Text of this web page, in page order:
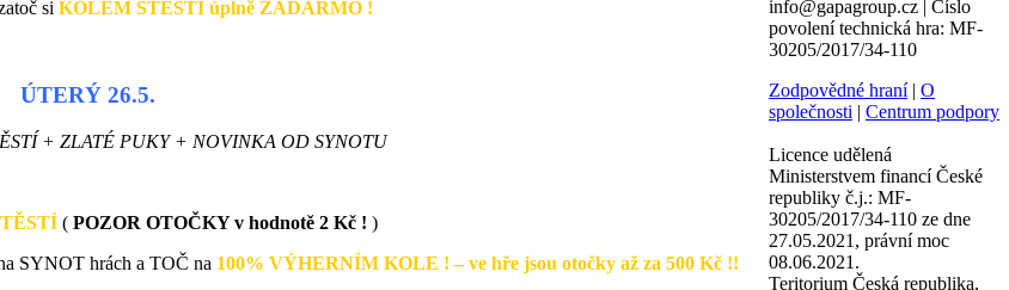
si KOLEM ŠTĚSTÍ úplně ZADARMO !
ÚTERÝ 26.5.
+ ZLATÉ PUKY + NOVINKA OD SYNOTU
( POZOR OTOČKY v hodnotě 2 Kč ! )
SYNOT hrách a TOČ na 100% VÝHERNÍM KOLE ! – ve hře jsou otočky až za 500 Kč !!
info@gapagroup.cz | Číslo
povolení technická hra: MF-
30205/2017/34-110
Zodpovědné hraní| O
společnosti | Centrum podpory
Licence udělená
Ministerstvem financí České
republiky č.j.: MF-
30205/2017/34-110 ze dne
27.05.2021, právní moc
08.06.2021.
Teritorium Česká republika,